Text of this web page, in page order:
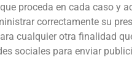
proceda en cada caso y
correctamente su
cualquier otra finalidad
sociales para enviar